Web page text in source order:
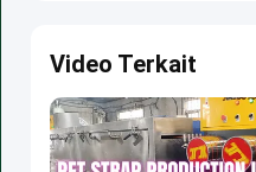
Video Terkait